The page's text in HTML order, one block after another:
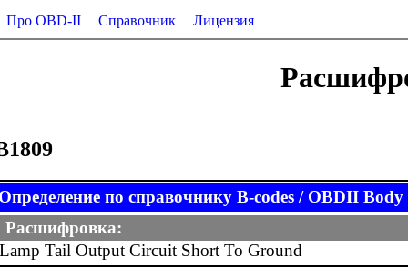
Про OBD-II Справочник Лицензия
по справочнику B-codes / OBDII Body
Расшифровка:
Lamp Tail Output Circuit Short To Ground